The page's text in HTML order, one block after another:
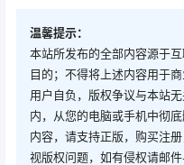
温馨提示：
本站所发布的全部内容源于
目的；不得将上述内容用于
用户自负，版权争议与本站
内，从您的电脑或手机中彻
内容，请支持正版，购买注
视版权问题，如有侵权请邮